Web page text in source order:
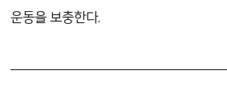
운동을 보충한다.